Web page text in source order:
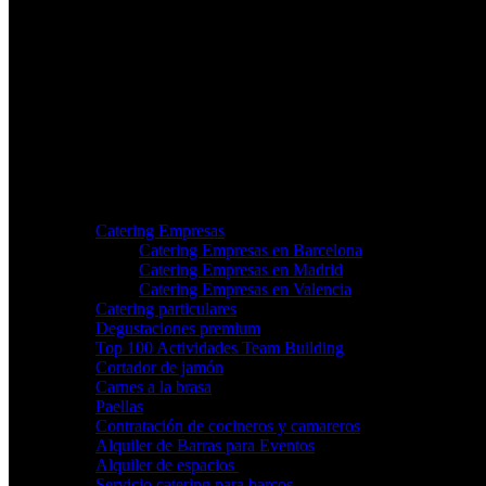
Catering Empresas
Catering Empresas en Barcelona
Catering Empresas en Madrid
Catering Empresas en Valencia
Catering particulares
Degustaciones premium
Top 100 Actividades Team Building
Cortador de jamón
Carnes a la brasa
Paellas
Contratación de cocineros y camareros
Alquiler de Barras para Eventos
Alquiler de espacios